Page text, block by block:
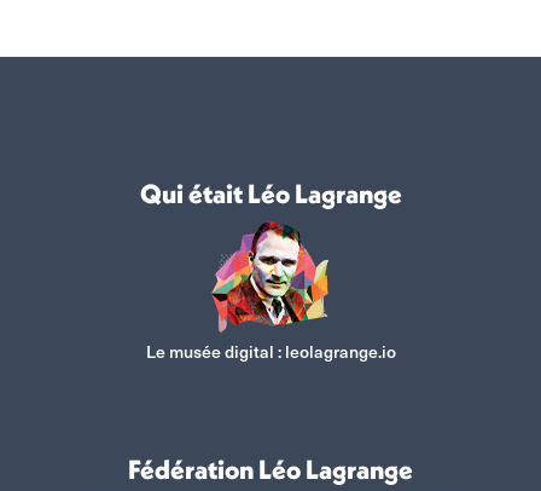
Qui était Léo Lagrange
Le musée digital : leolagrange.io
Fédération Léo Lagrange